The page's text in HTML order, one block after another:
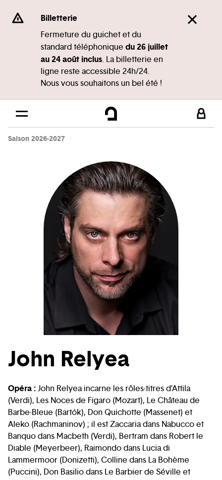
Se rendre au
Contenu principal
Pied de page
Billetterie
Fermeture du guichet et du
standard téléphonique du 26 juillet
au 24 août inclus. La billetterie en
ligne reste accessible 24h/24.
Nous vous souhaitons un bel été !
Saison 2026-2027
John Relyea
Opéra :John Relyea incarne les rôles-titres d’Attila
(Verdi), Les Noces de Figaro (Mozart), Le Château de
Barbe-Bleue (Bartók), Don Quichotte (Massenet) et
Aleko (Rachmaninov) ; il est Zaccaria dans Nabucco et
Banquo dans Macbeth (Verdi), Bertram dans Robert le
Diable (Meyerbeer), Raimondo dans Lucia di
Lammermoor (Donizetti), Colline dans La Bohème
(Puccini), Don Basilio dans Le Barbier de Séville et